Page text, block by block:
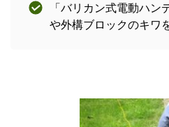
「バリカン式電動ハ
や外構ブロックのキワ